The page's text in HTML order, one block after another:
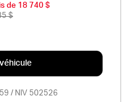
de 18 740 $
$
/ NIV 502526